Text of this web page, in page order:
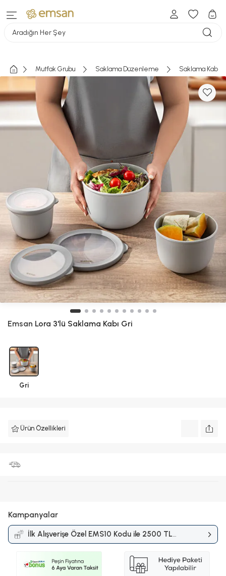
Aradığın Her Şey
Mutfak Grubu Saklama Düzenleme Saklama Kabı
Emsan Lora 3'lü Saklama Kabı Gri
Gri
Ürün Özellikleri
Kampanyalar
İlk Alışverişe Özel EMS10 Kodu ile 2500 TL
ve Üzerine %10 İndirimKampanyası